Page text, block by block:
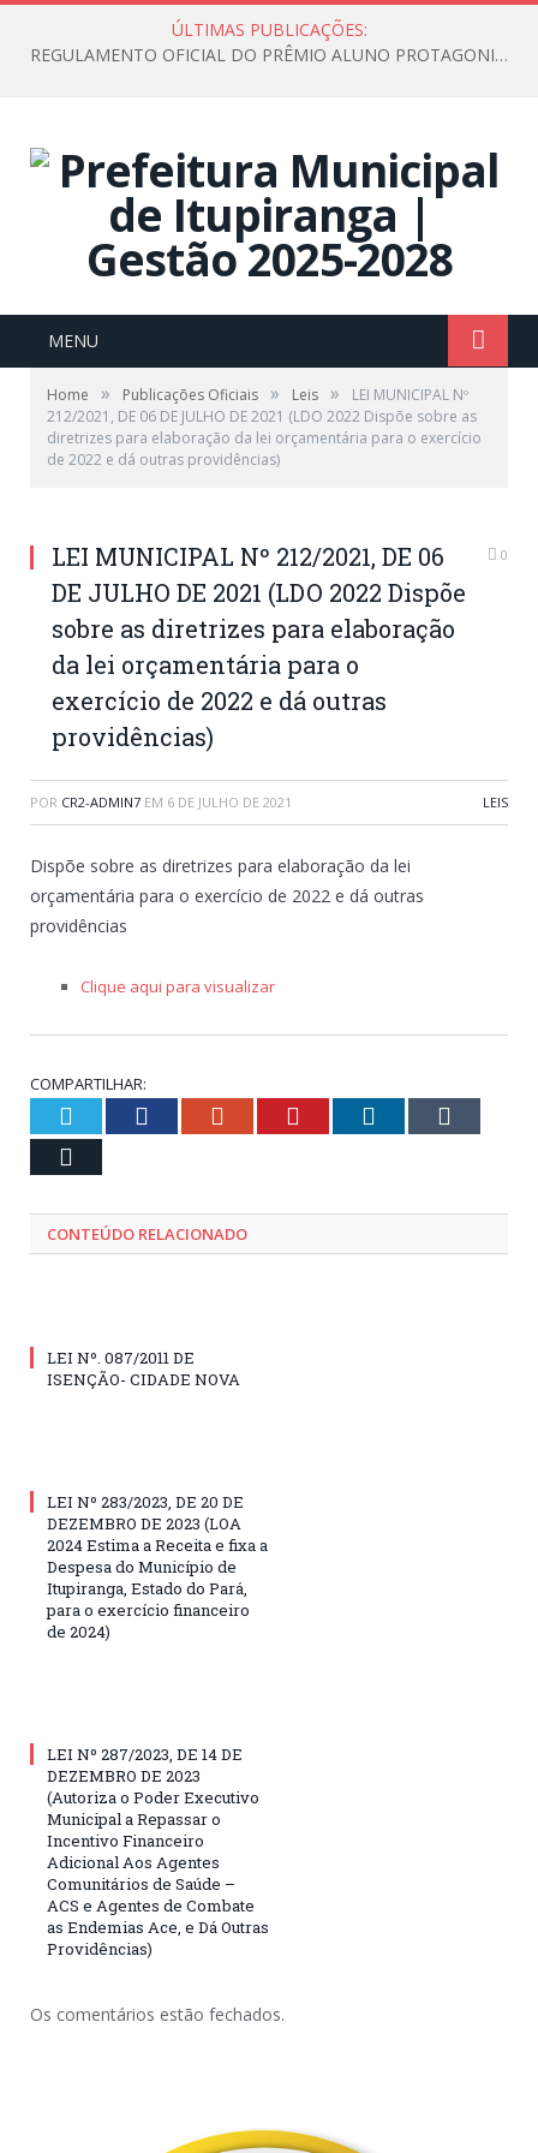
ÚLTIMAS PUBLICAÇÕES:
REGULAMENTO OFICIAL DO PRÊMIO ALUNO PROTAGONISTA – EDIÇÃO 2026
MENU
Home » Publicações Oficiais » Leis »
LEI MUNICIPAL Nº
212/2021, DE 06 DE JULHO DE 2021 (LDO 2022 Dispõe sobre as
diretrizes para elaboração da lei orçamentária para o exercício
de 2022 e dá outras providências)
LEI MUNICIPAL Nº 212/2021, DE 06
DE JULHO DE 2021 (LDO 2022 Dispõe
sobre as diretrizes para elaboração
da lei orçamentária para o
exercício de 2022 e dá outras
providências)
0
POR CR2-ADMIN7 EM 6 DE JULHO DE 2021 LEIS
Dispõe sobre as diretrizes para elaboração da lei
orçamentária para o exercício de 2022 e dá outras
providências
Clique aqui para visualizar
COMPARTILHAR:
Twitter Facebook Google+ Pinterest LinkedIn
CONTEÚDO RELACIONADO
LEI Nº. 087/2011 DE
ISENÇÃO- CIDADE NOVA
LEI Nº 283/2023, DE 20 DE
DEZEMBRO DE 2023 (LOA
2024 Estima a Receita e fixa a
Despesa do Município de
Itupiranga, Estado do Pará,
para o exercício financeiro
de 2024)
LEI Nº 287/2023, DE 14 DE
DEZEMBRO DE 2023
(Autoriza o Poder Executivo
Municipal a Repassar o
Incentivo Financeiro
Adicional Aos Agentes
Comunitários de Saúde –
ACS e Agentes de Combate
as Endemias Ace, e Dá Outras
Providências)
Os comentários estão fechados.